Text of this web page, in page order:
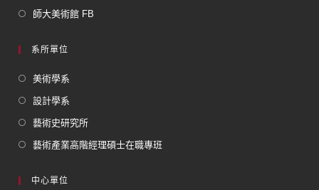
師大美術館 FB
系所單位
美術學系
設計學系
藝術史研究所
藝術產業高階經理碩士在職專班
中心單位